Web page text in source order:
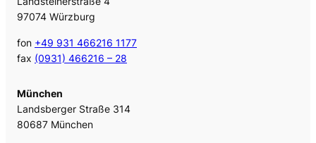
97074 Würzburg
fon +49 931 466216 1177
fax (0931) 466216 – 28
München
Landsberger Straße 314
80687 München